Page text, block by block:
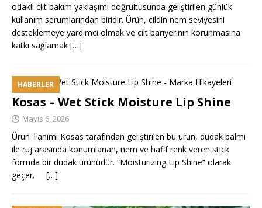
odaklı cilt bakım yaklaşımı doğrultusunda geliştirilen günlük
kullanım serumlarından biridir. Ürün, cildin nem seviyesini
desteklemeye yardımcı olmak ve cilt bariyerinin korunmasına
katkı sağlamak […]
HABERLER
Kosas – Wet Stick Moisture Lip Shine
Mayıs 6, 2026
Ürün Tanımı Kosas tarafından geliştirilen bu ürün, dudak balmı
ile ruj arasında konumlanan, nem ve hafif renk veren stick
formda bir dudak ürünüdür. “Moisturizing Lip Shine” olarak
geçer. […]